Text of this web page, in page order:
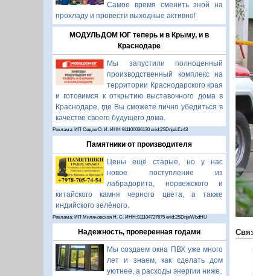
Самое время сменить зной на
прохладу и провести выходные активно!
МОДУЛЬДОМ ЮГ теперь и в Крыму, и в
Краснодаре
Мы запустили полноценный
производственный комплекс на
территории Краснодарского края
и готовимся к открытию выставочного дома в
Краснодаре, где Вы сможете лично убедиться в
качестве своего будущего дома.
Реклама: ИП Седов О. И. ИНН 911100036130 erid:2SDnjeLEz43
Памятники от производителя
Цены ещё старые, но у нас
новое поступление из
лабрадорита, норвежского и
китайского камня черного цвета, а также
индийского зелёного.
Реклама: ИП Миляновская Н. С. ИНН:911104727675 erid:2SDnjeWbdHU
Надежность, проверенная годами
Мы создаем окна ПВХ уже много
лет и знаем, как сделать дом
уютнее, а расходы энергии ниже.